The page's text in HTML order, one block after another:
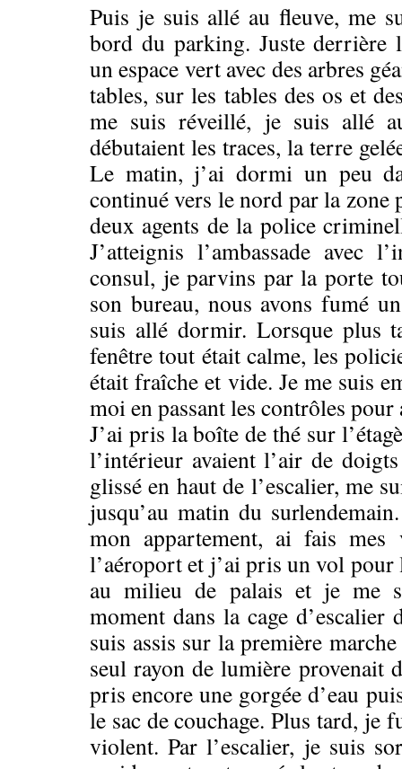
Puis je suis allé au fleuve, me
bord du parking. Juste derrière
un espace vert avec des arbres
tables, sur les tables des os et
me suis réveillé, je suis allé
débutaient les traces, la terre
Le matin, j’ai dormi un peu
continué vers le nord par la
deux agents de la police
J’atteignis l’ambassade avec
consul, je parvins par la porte
son bureau, nous avons fumé
suis allé dormir. Lorsque plus
fenêtre tout était calme, les
était fraîche et vide. Je me suis
moi en passant les contrôles
J’ai pris la boîte de thé sur
l’intérieur avaient l’air de
glissé en haut de l’escalier, me
jusqu’au matin du
mon appartement, ai fais
l’aéroport et j’ai pris un vol pour
au milieu de palais et je me
moment dans la cage d’escalier
suis assis sur la première
seul rayon de lumière provenait
pris encore une gorgée d’eau
le sac de couchage. Plus tard, je
violent. Par l’escalier, je suis